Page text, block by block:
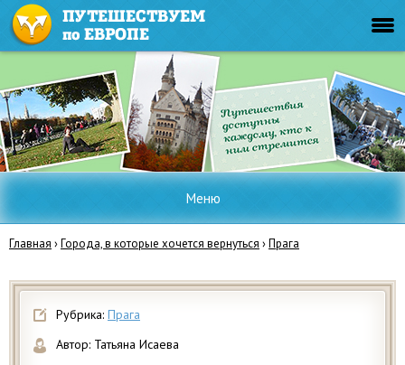
Меню
Главная ›Города, в которые хочется вернуться ›Прага
Рубрика: Прага
Автор: Татьяна Исаева